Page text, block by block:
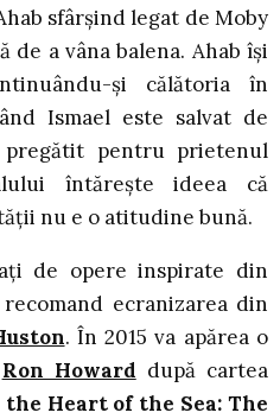
sfârșind legat de Moby
de a vâna balena. Ahab își
și călătoria în
Ismael este salvat de
pentru prietenul
întărește ideea că
nu e o atitudine bună.
de opere inspirate din
ecranizarea din
. În 2015 va apărea o
Ron Howard după cartea
the Heart of the Sea: The